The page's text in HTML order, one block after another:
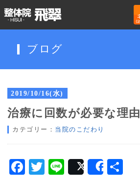
ブログ
2019/10/16(水)
治療に回数が必要な理由
カテゴリー： 当院のこだわり
Facebook
Twitter
LinePostShare